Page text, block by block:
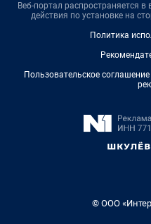
Веб-портал распространяется в
действия по установке на
Политика
Пользовательское
© ООО